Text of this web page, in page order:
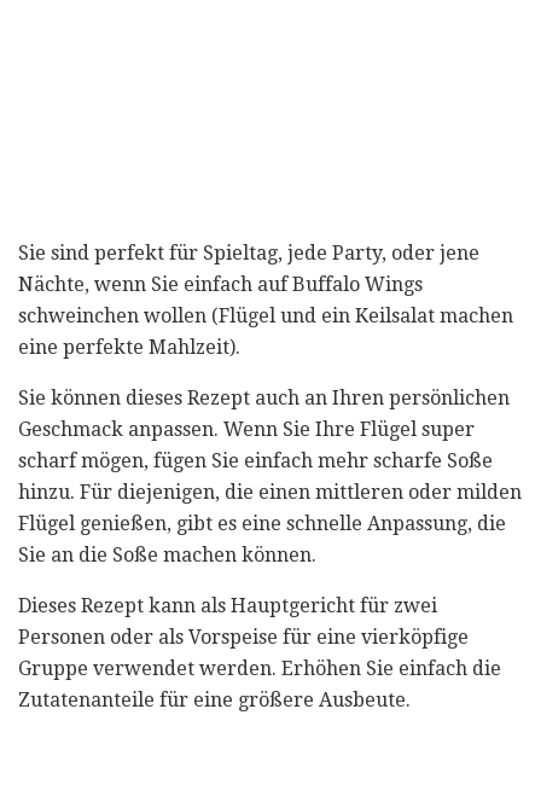
Sie sind perfekt für Spieltag, jede Party, oder jene
Nächte, wenn Sie einfach auf Buffalo Wings
schweinchen wollen (Flügel und ein Keilsalat machen
eine perfekte Mahlzeit).
Sie können dieses Rezept auch an Ihren persönlichen
Geschmack anpassen. Wenn Sie Ihre Flügel super
scharf mögen, fügen Sie einfach mehr scharfe Soße
hinzu. Für diejenigen, die einen mittleren oder milden
Flügel genießen, gibt es eine schnelle Anpassung, die
Sie an die Soße machen können.
Dieses Rezept kann als Hauptgericht für zwei
Personen oder als Vorspeise für eine vierköpfige
Gruppe verwendet werden. Erhöhen Sie einfach die
Zutatenanteile für eine größere Ausbeute.